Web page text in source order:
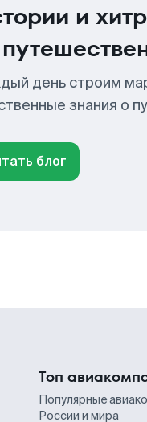
и
день строим
знания о
блог
Топ
Популярные
России и мира